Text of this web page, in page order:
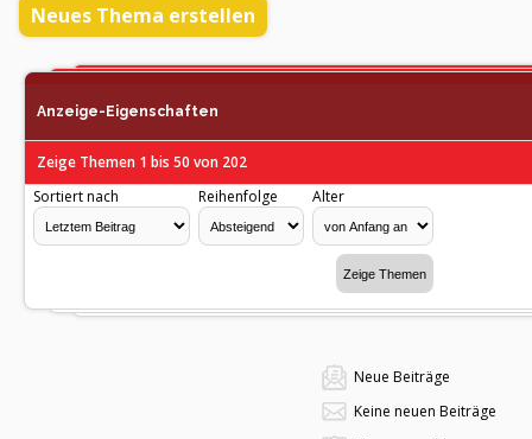
Neues Thema erstellen
Anzeige-Eigenschaften
Zeige Themen 1 bis 50 von 202
Sortiert nach
Reihenfolge Alter
Neue Beiträge
Keine neuen Beiträge